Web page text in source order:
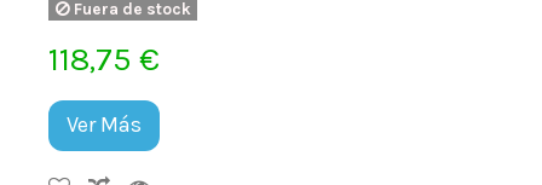
Fuera de stock
118,75 €
Ver Más